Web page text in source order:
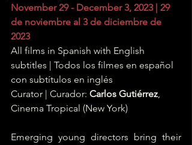
November 29 - December 3, 2023 | 29
de noviembre al 3 de diciembre de
2023
All films in Spanish with English
subtitles | Todos los filmes en español
con subtítulos en inglés
Curator | Curador: Carlos Gutiérrez,
Cinema Tropical (New York)
Emerging young directors bring their